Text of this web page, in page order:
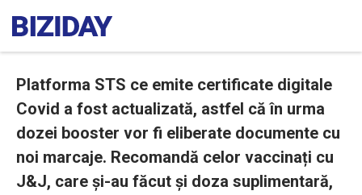
Platforma STS ce emite certificate digitale
Covid a fost actualizată, astfel că în urma
dozei booster vor fi eliberate documente cu
noi marcaje. Recomandă celor vaccinați cu
J&J, care și-au făcut și doza suplimentară,